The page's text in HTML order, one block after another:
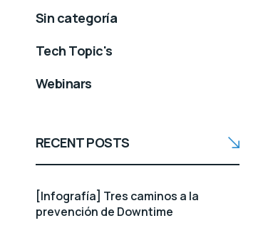
Sin categoría
Tech Topic's
Webinars
RECENT POSTS
[Infografía] Tres caminos a la
prevención de Downtime